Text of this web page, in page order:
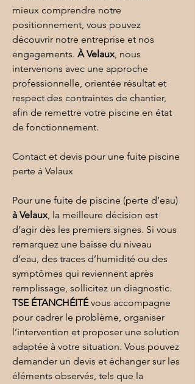
mieux comprendre notre
positionnement, vous pouvez
découvrir notre entreprise et nos
engagements. À Velaux, nous
intervenons avec une approche
professionnelle, orientée résultat et
respect des contraintes de chantier,
afin de remettre votre piscine en état
de fonctionnement.
Contact et devis pour une fuite piscine
perte à Velaux
Pour une fuite de piscine (perte d’eau)
à Velaux, la meilleure décision est
d’agir dès les premiers signes. Si vous
remarquez une baisse du niveau
d’eau, des traces d’humidité ou des
symptômes qui reviennent après
remplissage, sollicitez un diagnostic.
TSE ÉTANCHÉITÉ vous accompagne
pour cadrer le problème, organiser
l’intervention et proposer une solution
adaptée à votre situation. Vous pouvez
demander un devis et échanger sur les
éléments observés, tels que la